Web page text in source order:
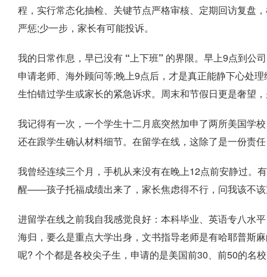
程，实行常态化抽检、关键节点严格审核、定期回访复盘
严惩;少一步，家长有可能投诉。
我的日常作息，早已没有 “上下班” 的界限。早上9点到公
申请老师、海外顾问等;晚上9点后，才是真正能静下心处
生怕错过学生或家长的紧急诉求。周末和节假日更是奢望
我记得有一次，一个学生十二月底突然加申了两所美国学
还在跟学生确认材料细节。在留学在线，这除了是一份责
我曾经连续三个月，手机从来没有在晚上12点前安静过。
醒——孩子托福成绩出来了，家长焦虑得不行，问我该不
进留学在线之前我自我感觉良好：本科毕业、英语专八
海归，要么是重点大学出身，文书指导老师是有哈耶普斯
呢? 个个都是各校尖子生，申请的是美国前30、前50的名